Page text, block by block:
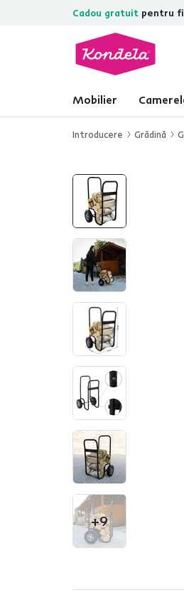
Cadou gratuit pentru
4,7
Mobilier
Introducere Grădină
+9